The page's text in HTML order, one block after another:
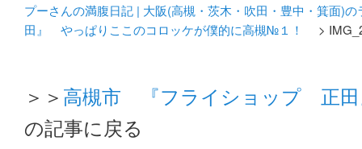
プーさんの満腹日記 | 大阪(高槻・茨木・吹田・豊中・箕面)
田』 やっぱりここのコロッケが僕的に高槻№１！
>
＞＞ 高槻市 『フライショップ 正
の記事に戻る